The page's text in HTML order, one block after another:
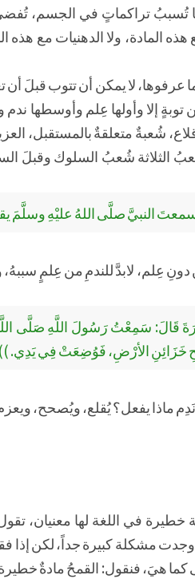
تُسببُ تراكماتٍ في الجسم،
المادة، ولا الدهنيات مع هذه
عرفوها، لا يمكن أن تتوب قبلَ
توبةٍ إلا وأولها عِلم وأوسطها
شُعبةٌ متعلقةٌ بالمستقبل،
الثلاثة شُعبُ السلوك وقبلَ
النبيَّ صلَّى اللهُ عليْهِ وسلَّمَ
دونِ عِلم، لابدَّ للندمِ من عِلمٍ
قَالَ: سَمِعْتُ رَسُولَ اللَّهِ صَلَّى
خَزَائِنِ الأرْضِ، فَوُضِعَتْ فِي يَدِي. ))
نَدِم ماذا يفعل؟ يُقلع، ويُصحح،
في اللغة لها معنيان،
مشكلة كبيرة جداً، لكن إذا
كما هيَ، فنقول: القمحُ مادةٌ